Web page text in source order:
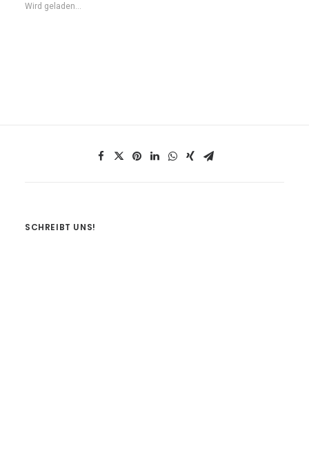
Wird geladen...
SCHREIBT UNS!